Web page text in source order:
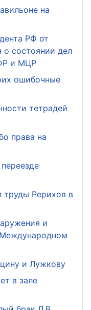
на
РФ от
о состоянии дел
и МЦР
ошибочные
тетрадей
права на
труды Рерихов в
и
и Лужкову
в зале